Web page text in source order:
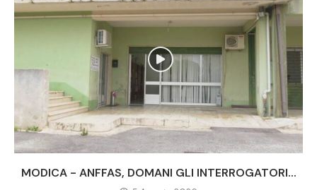
MODICA - ANFFAS, DOMANI GLI INTERROGATORI...